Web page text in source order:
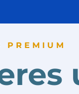
PREMIUM